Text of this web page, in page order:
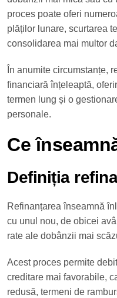
proces poate oferi
plăților lunare, scurtarea
consolidarea mai multor
În anumite circumstanțe,
financiară înțeleaptă,
termen lung și o
personale.
Ce
Definiția
Refinanțarea înseamnă
cu unul nou, de obicei
rate ale dobânzii mai
Acest proces permite
creditare mai favorabile,
redusă, termeni de